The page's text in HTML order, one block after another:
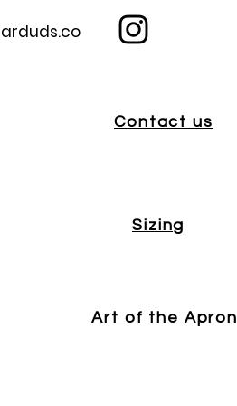
Contact us
Sizing
Art of the Apron